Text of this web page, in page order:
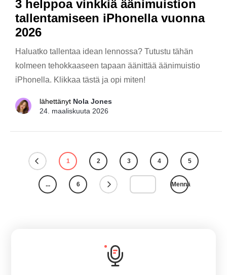
3 helppoa vinkkiä äänimuistion
tallentamiseen iPhonella vuonna
2026
Haluatko tallentaa idean lennossa? Tutustu tähän
kolmeen tehokkaaseen tapaan äänittää äänimuistio
iPhonella. Klikkaa tästä ja opi miten!
lähettänyt Nola Jones
24. maaliskuuta 2026
1 2 3 4 5
... 6 Mennä